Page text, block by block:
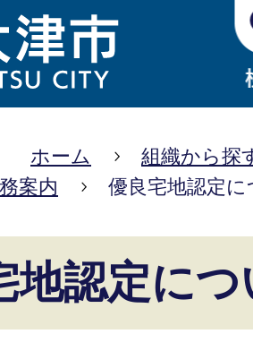
ホーム
組織から探
案内 優良宅地認定
地認定につ